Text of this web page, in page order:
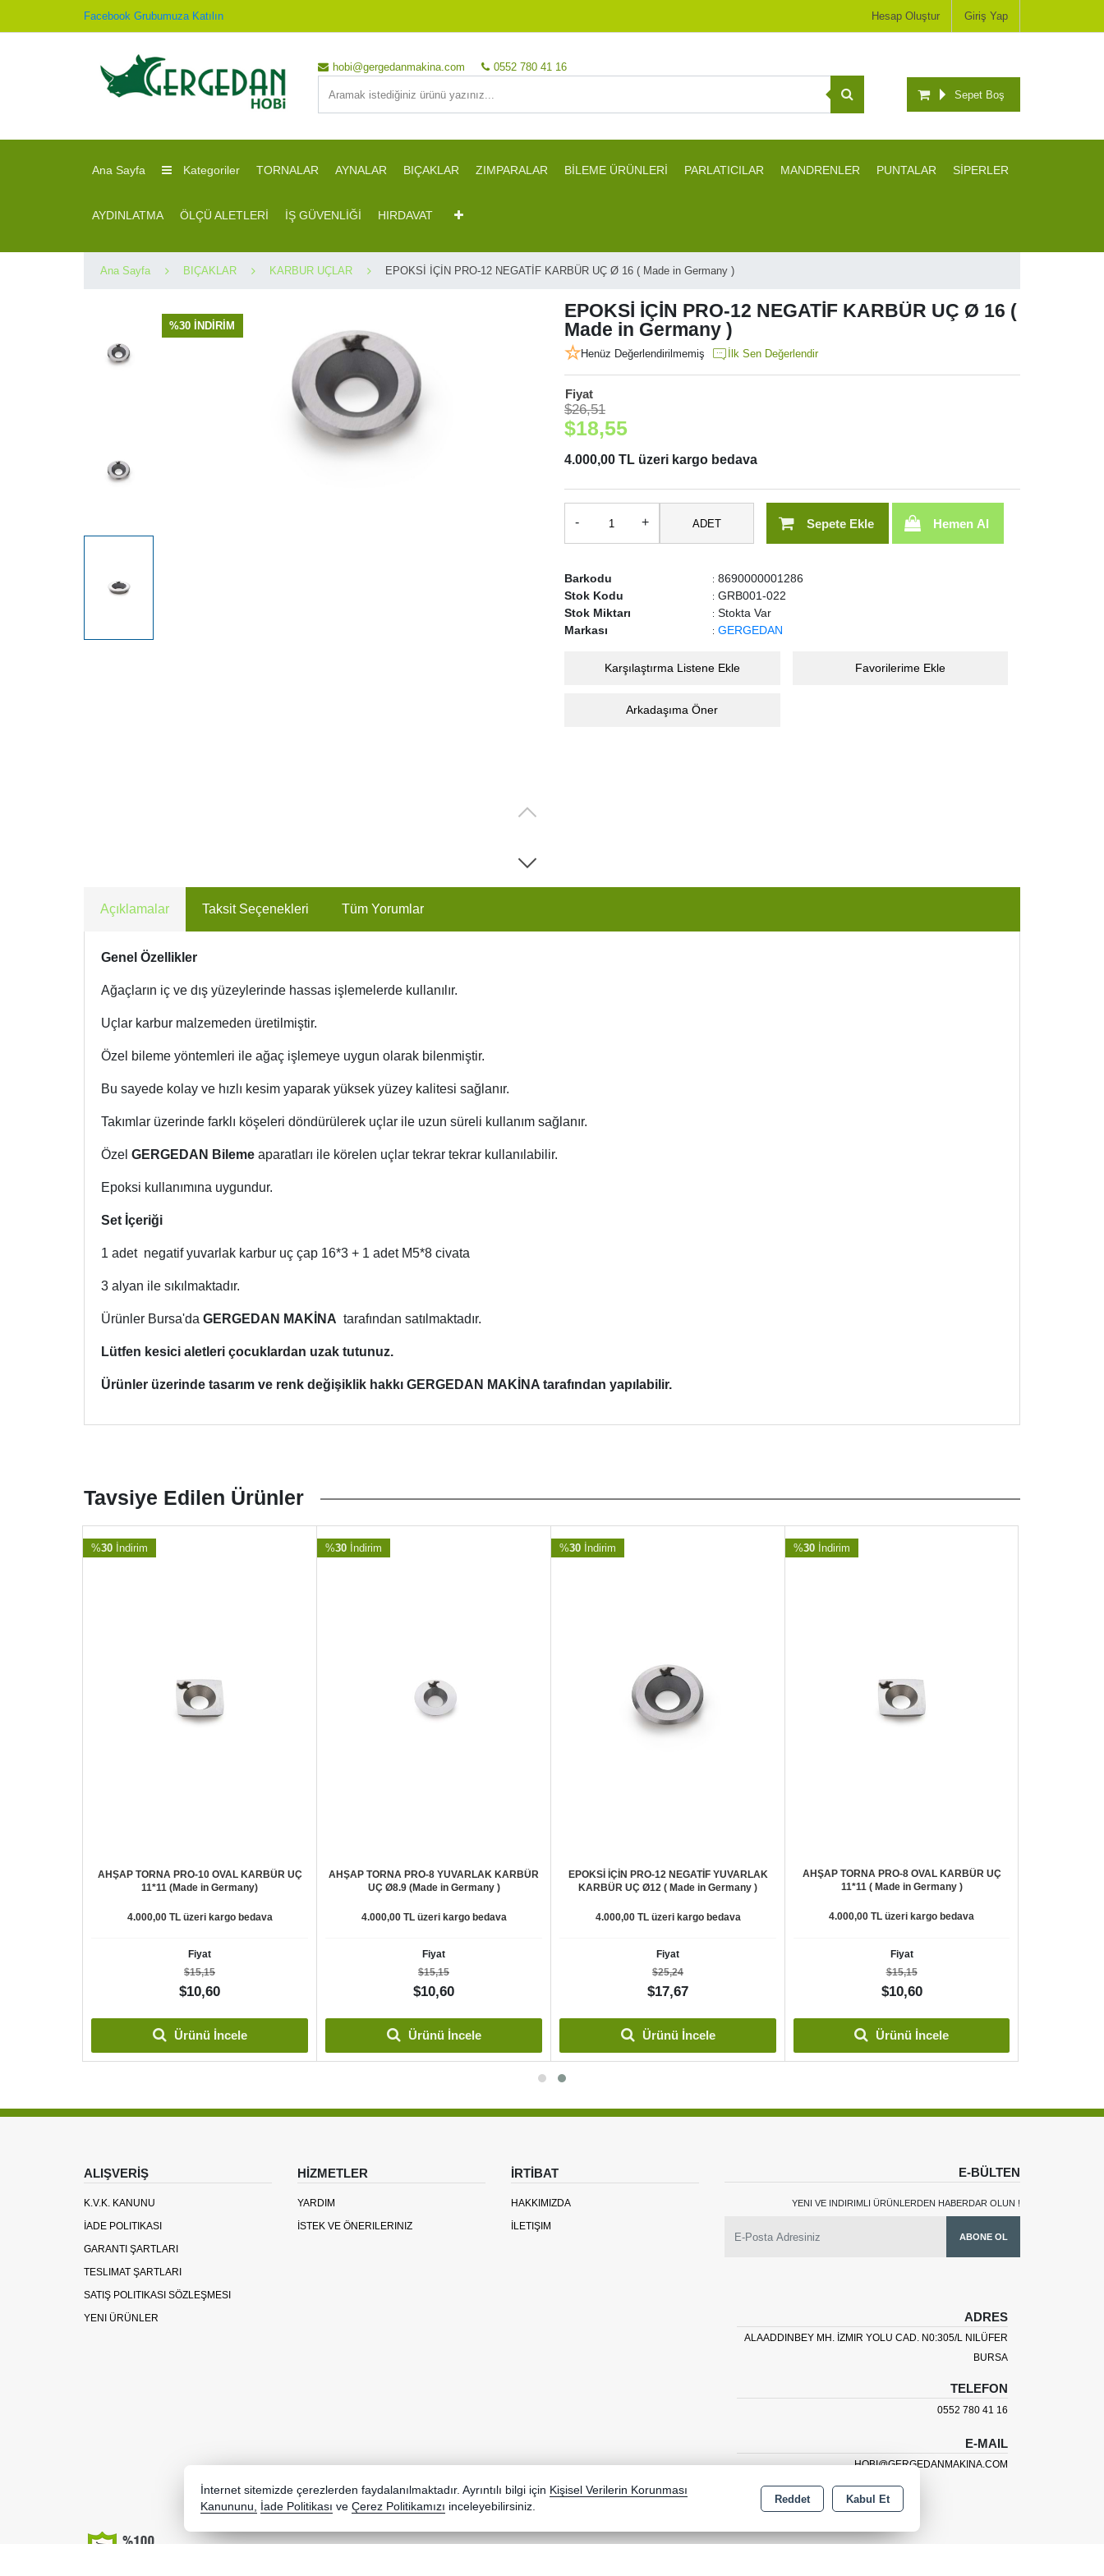
Facebook Grubumuza Katılın Giriş Yap
Hesap Oluştur
hobi@gergedanmakina.com 0552 780 41 16
Sepet Boş
Ana Sayfa Kategoriler TORNALAR AYNALAR BIÇAKLAR ZIMPARALAR BİLEME ÜRÜNLERİ PARLATICILAR MANDRENLER PUNTALAR SİPERLER
AYDINLATMA ÖLÇÜ ALETLERİ İŞ GÜVENLİĞİ HIRDAVAT
Ana Sayfa BIÇAKLAR KARBUR UÇLAR EPOKSİ İÇİN PRO-12 NEGATİF KARBÜR UÇ Ø 16 ( Made in Germany )
%30 İNDİRİM
EPOKSİ İÇİN PRO-12 NEGATİF KARBÜR UÇ Ø 16 (
Made in Germany )
Henüz Değerlendirilmemiş İlk Sen Değerlendir
Fiyat
$26,51
$18,55
4.000,00 TL üzeri kargo bedava
- + ADET Sepete Ekle Hemen Al
Barkodu : 8690000001286
Stok Kodu
: GRB001-022
Stok Miktarı
: Stokta Var
Markası
: GERGEDAN
Karşılaştırma Listene Ekle Favorilerime Ekle
Arkadaşıma Öner
Açıklamalar Taksit Seçenekleri Tüm Yorumlar
Genel Özellikler
Ağaçların iç ve dış yüzeylerinde hassas işlemelerde kullanılır.
Uçlar karbur malzemeden üretilmiştir.
Özel bileme yöntemleri ile ağaç işlemeye uygun olarak bilenmiştir.
Bu sayede kolay ve hızlı kesim yaparak yüksek yüzey kalitesi sağlanır.
Takımlar üzerinde farklı köşeleri döndürülerek uçlar ile uzun süreli kullanım sağlanır.
Özel GERGEDAN Bileme aparatları ile körelen uçlar tekrar tekrar kullanılabilir.
Epoksi kullanımına uygundur.
Set İçeriği
1 adet negatif yuvarlak karbur uç çap 16*3 + 1 adet M5*8 civata
3 alyan ile sıkılmaktadır.
Ürünler Bursa'da GERGEDAN MAKİNA tarafından satılmaktadır.
Lütfen kesici aletleri çocuklardan uzak tutunuz.
Ürünler üzerinde tasarım ve renk değişiklik hakkı GERGEDAN MAKİNA tarafından yapılabilir.
Tavsiye Edilen Ürünler
%30 İndirim
AHŞAP TORNA PRO-10 OVAL KARBÜR UÇ
11*11 (Made in Germany)
4.000,00 TL üzeri kargo bedava
Fiyat
$15,15
$10,60
Ürünü İncele
%30 İndirim
AHŞAP TORNA PRO-8 YUVARLAK KARBÜR
UÇ Ø8.9 (Made in Germany )
4.000,00 TL üzeri kargo bedava
Fiyat
$15,15
$10,60
Ürünü İncele
%30 İndirim
EPOKSİ İÇİN PRO-12 NEGATİF YUVARLAK
KARBÜR UÇ Ø12 ( Made in Germany )
4.000,00 TL üzeri kargo bedava
Fiyat
$25,24
$17,67
Ürünü İncele
%30 İndirim
AHŞAP TORNA PRO-8 OVAL KARBÜR UÇ
11*11 ( Made in Germany )
4.000,00 TL üzeri kargo bedava
Fiyat
$15,15
$10,60
Ürünü İncele
ALIŞVERİŞ
K.V.K. KANUNU
İADE POLITIKASI
GARANTI ŞARTLARI
TESLIMAT ŞARTLARI
SATIŞ POLITIKASI SÖZLEŞMESI
YENI ÜRÜNLER
HİZMETLER
YARDIM
İSTEK VE ÖNERILERINIZ
İRTİBAT
HAKKIMIZDA
İLETIŞIM
E-BÜLTEN
YENI VE INDIRIMLI ÜRÜNLERDEN HABERDAR OLUN !
ABONE OL
ADRES
ALAADDINBEY MH. İZMIR YOLU CAD. N0:305/L NILÜFER
BURSA
TELEFON
0552 780 41 16
E-MAIL
HOBI@GERGEDANMAKINA.COM
İnternet sitemizde çerezlerden faydalanılmaktadır. Ayrıntılı bilgi için Kişisel Verilerin Korunması
Kanununu, İade Politikası ve Çerez Politikamızı inceleyebilirsiniz.
Reddet Kabul Et